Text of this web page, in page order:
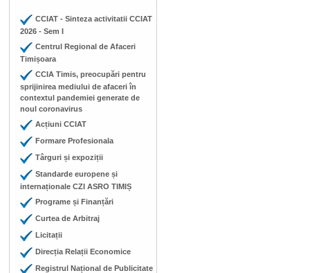
CCIAT - Sinteza activitatii CCIAT
2026 - Sem I
Centrul Regional de Afaceri
Timișoara
CCIA Timis, preocupări pentru
sprijinirea mediului de afaceri în
contextul pandemiei generate de
noul coronavirus
Acțiuni CCIAT
Formare Profesionala
Târguri și expoziții
Standarde europene și
internaționale CZI ASRO TIMIȘ
Programe și Finanțări
Curtea de Arbitraj
Licitații
Direcția Relații Economice
Registrul Național de Publicitate